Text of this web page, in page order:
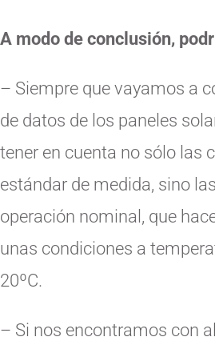
A modo de conclusión,
– Siempre que vayamos a
de datos de los paneles
tener en cuenta no sólo las
estándar de medida, sino
operación nominal, que
unas condiciones a
20ºC.
– Si nos encontramos con